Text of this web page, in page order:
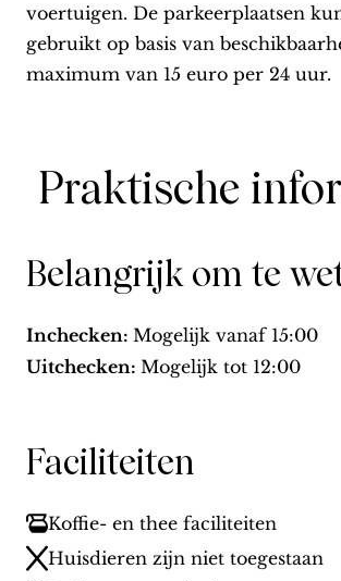
voertuigen. De parkeerplaatsen
gebruikt op basis van
maximum van 15 euro per 24 uur.
Praktische
Belangrijk om te
Inchecken: Mogelijk vanaf 15:00
Uitchecken: Mogelijk tot 12:00
Faciliteiten
Koffie- en thee faciliteiten
Huisdieren zijn niet toegestaan